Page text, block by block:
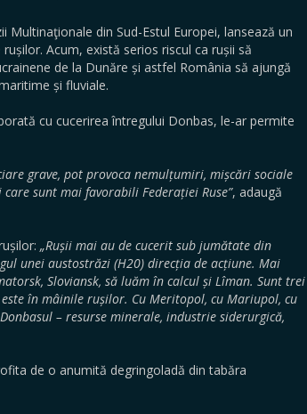
Multinaţionale din Sud-Estul Europei, lansează un
Acum, există serios riscul ca rușii să
de la Dunăre și astfel România să ajungă
și fluviale.
cu cucerirea întregului Donbas, le-ar permite
grave, pot provoca nemulțumiri, mișcări sociale
sunt mai favorabili Federației Ruse”, adaugă
„Rușii mai au de cucerit sub jumătate din
unei austostrăzi (H20) direcția de acțiune. Mai
Sloviansk, să luăm în calcul și Lîman. Sunt trei
în mâinile rușilor. Cu Meritopol, cu Mariupol, cu
– resurse minerale, industrie siderurgică,
de o anumită degringoladă din tabăra